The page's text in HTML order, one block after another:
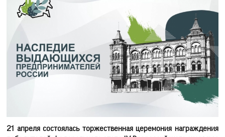
21 апреля состоялась торжественная церемония награждения